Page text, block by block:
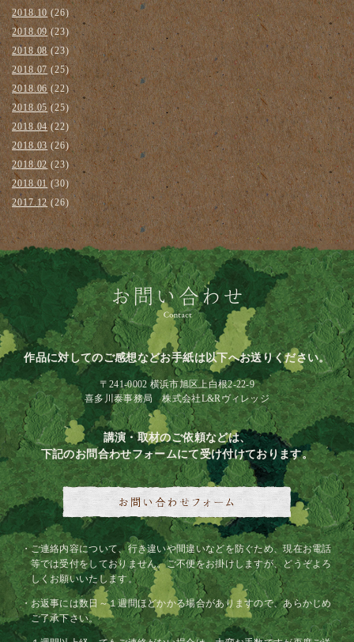
2018.10(26)
2018.09(23)
2018.08(23)
2018.07 (25)
2018.06(22)
2018.05(25)
2018.04(22)
2018.03 (26)
2018.02(23)
2018.01(30)
2017.12(26)
作品に対してのご感想などお手紙は以下へお送りください。
〒241-0002 横浜市旭区上白根2-22-9
喜多川泰事務局 株式会社L&Rヴィレッジ
講演・取材のご依頼などは、
下記のお問合わせフォームにて受け付けております。
ご連絡内容について、行き違いや間違いなどを防ぐため、現在お電話
等では受付をしておりません。ご不便をお掛けしますが、どうぞよろ
しくお願いいたします。
お返事には数日～１週間ほどかかる場合がありますので、あらかじめ
ご了承下さい。